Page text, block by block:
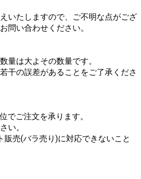
いたしますので、ご不明な点がござ
問い合わせください。
量は大よその数量です。
干の誤差があることをご了承くださ
でご注文を承ります。
い。
販売(バラ売り)に対応できないこと